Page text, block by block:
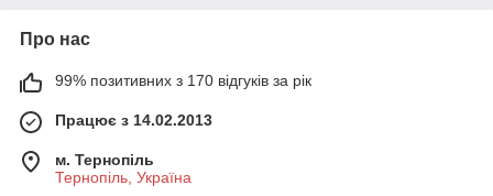
Про нас
99% позитивних з 170 відгуків за рік
Працює з 14.02.2013
м. Тернопіль
Тернопіль, Україна